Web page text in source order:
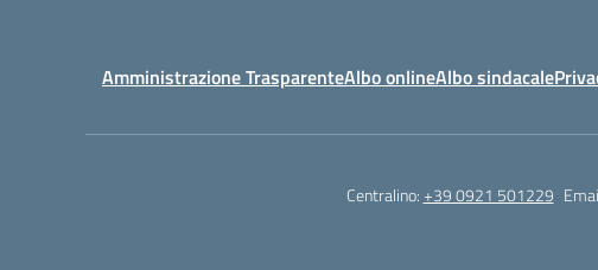
Amministrazione TrasparenteAlbo onlineAlbo sindacale
Centralino:+39 0921 501229